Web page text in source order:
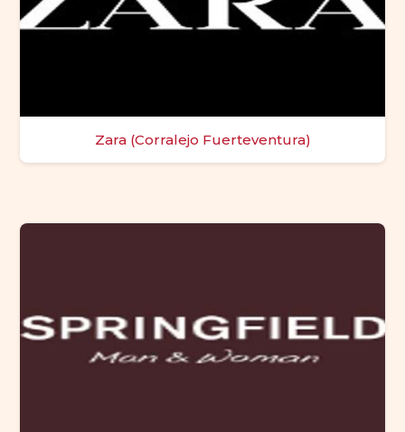
Zara (Corralejo Fuerteventura)